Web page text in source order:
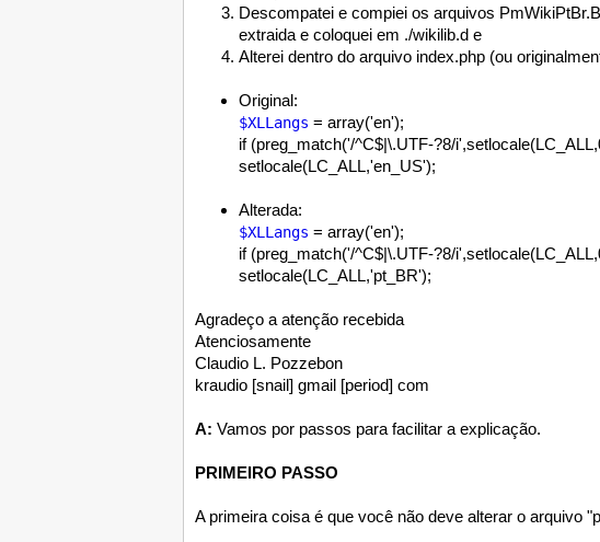
Descompatei e compiei os arquivos
extraida e coloquei em ./wikilib.d e
Alterei dentro do arquivo index.php (ou
Original:
$XLLangs = array('en');
if (preg_match('/^C$|\.UTF-?8/
setlocale(LC_ALL,'en_US');
Alterada:
$XLLangs = array('en');
if (preg_match('/^C$|\.UTF-?8/
setlocale(LC_ALL,'pt_BR');
Agradeço a atenção recebida
Atenciosamente
Claudio L. Pozzebon
kraudio [snail] gmail [period] com
A: Vamos por passos para facilitar a explicação.
PRIMEIRO PASSO
A primeira coisa é que você não deve alterar o arquivo